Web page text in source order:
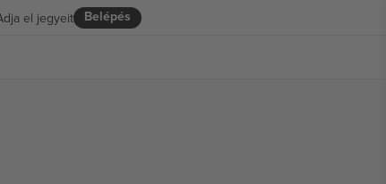
Belépés
el jegyeit